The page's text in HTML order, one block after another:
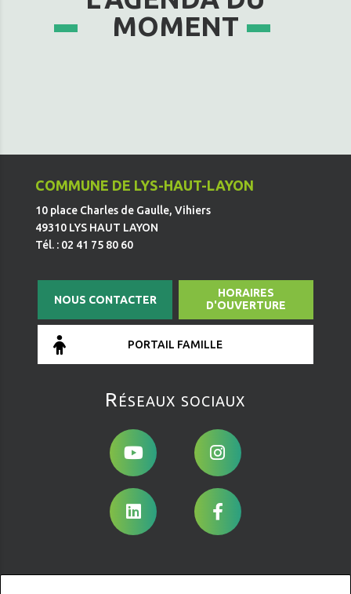
MOMENT
COMMUNE DE LYS-HAUT-LAYON
10 place Charles de Gaulle, Vihiers
49310 LYS HAUT LAYON
Tél. : 02 41 75 80 60
NOUS CONTACTER
HORAIRES
D'OUVERTURE
PORTAIL FAMILLE
Réseaux sociaux